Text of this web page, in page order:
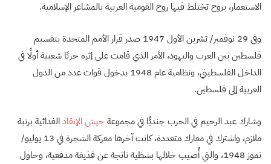
الاستعمار، بروح تختلط فيها روح القومية العربية بالمشاعر الإسلامية.
وفي 29 نوفمبر/ تشرين الأول 1947 صدر قرار الأمم المتحدة بتقسيم
فلسطين بين العرب واليهود، الأمر الذي قامت على إثره حربًا شعبية أولًا في
الداخل الفلسطيني، ونظامية عام 1948 بدخول قوات عدد من الدول
العربية إلى فلسطين.
وشارك عبد الرحيم في الحرب جنديًّا في مجموعةجيش الإنقاذالفدائية برتبة
ملازم، واشترك في معارك متعددة، كانت آخرها معركة الشجرة في 13 يوليو/
تموز 1948، والتي أُصيب خلالها بشظية ناتجة عن قذيفة مدفعية، وحاول